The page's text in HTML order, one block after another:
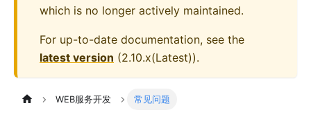
which is no longer actively maintained.
For up-to-date documentation, see the
latest version (2.10.x(Latest)).
WEB服务开发 常见问题